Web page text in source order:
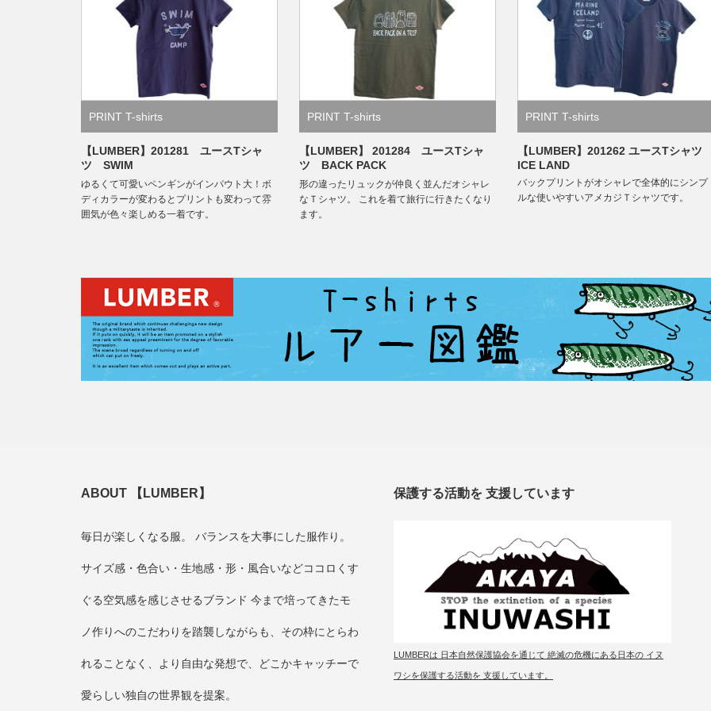
PRINT T-shirts
【LUMBER】201281 ユースTシャ
ツ SWIM
ゆるくて可愛いペンギンがインパウト大！ボ
ディカラーが変わるとプリントも変わって雰
囲気が色々楽しめる一着です。
PRINT T-shirts
【LUMBER】 201284 ユースTシャ
ツ BACK PACK
形の違ったリュックが仲良く並んだオシャレ
なＴシャツ。 これを着て旅行に行きたくなり
ます。
PRINT T-shirts
【LUMBER】201262 ユースTシャ
ICE LAND
バックプリントがオシャレで全体的にシンプ
ルな使いやすいアメカジＴシャツです。
ABOUT 【LUMBER】
毎日が楽しくなる服。 バランスを大事にした服作り。
サイズ感・色合い・生地感・形・風合いなどココロくす
ぐる空気感を感じさせるブランド 今まで培ってきたモ
ノ作りへのこだわりを踏襲しながらも、その枠にとらわ
れることなく、より自由な発想で、どこかキャッチーで
愛らしい独自の世界観を提案。
保護する活動を 支援しています
LUMBERは 日本自然保護協会を通じて 絶滅の危機にある日本の イヌ
ワシを保護する活動を 支援しています。